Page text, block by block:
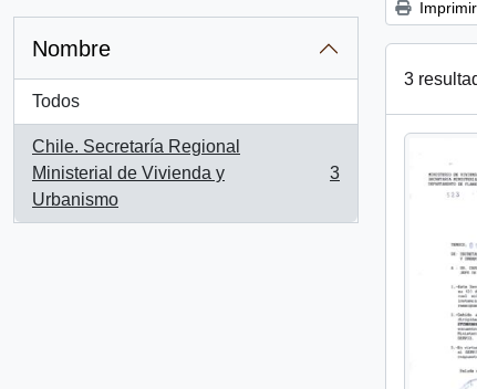
Nombre
Todos
Chile. Secretaría Regional
Ministerial de Vivienda y
Urbanismo
, 3 resultados
3
3